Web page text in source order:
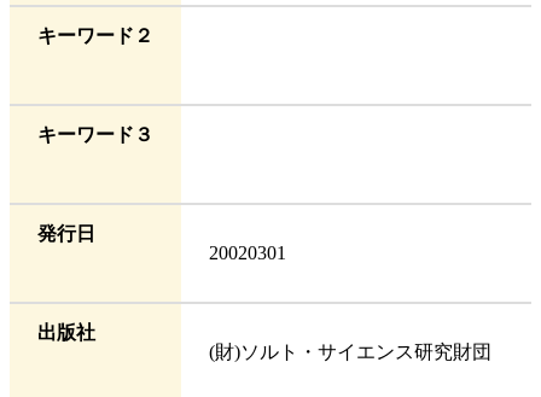
キーワード２
キーワード３
発行日
20020301
出版社
(財)ソルト・サイエンス研究財団